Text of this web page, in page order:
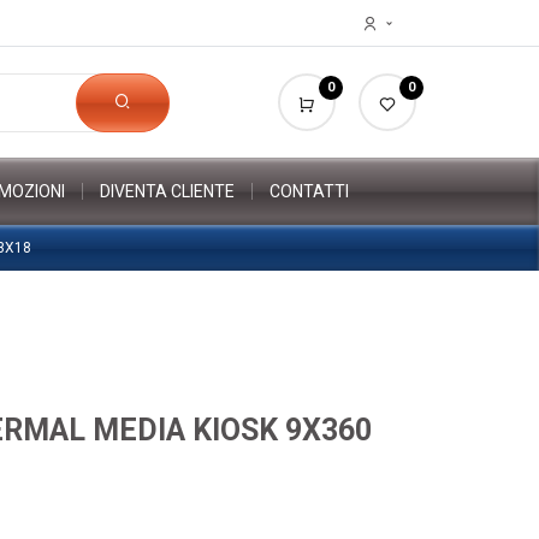
0 0
DIVENTA CLIENTE CONTATTI
MEDIA KIOSK 9X360